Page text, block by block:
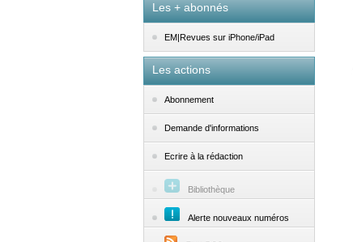
Les + abonnés
EM|Revues sur iPhone/iPad
Les actions
Abonnement
Demande d'informations
Ecrire à la rédaction
Bibliothèque
Alerte nouveaux numéros